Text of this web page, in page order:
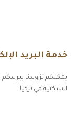
خدمة البريد
يمكنكم تزويدنا
السكنية في تركيا